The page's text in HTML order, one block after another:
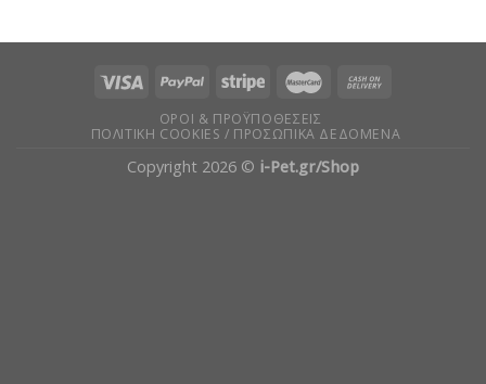
ΌΡΟΙ & ΠΡΟΫΠΟΘΈΣΕΙΣ
ΠΟΛΙΤΙΚΉ COOKIES / ΠΡΟΣΩΠΙΚΆ ΔΕΔΟΜΈΝΑ
Copyright 2026 © i-Pet.gr/Shop